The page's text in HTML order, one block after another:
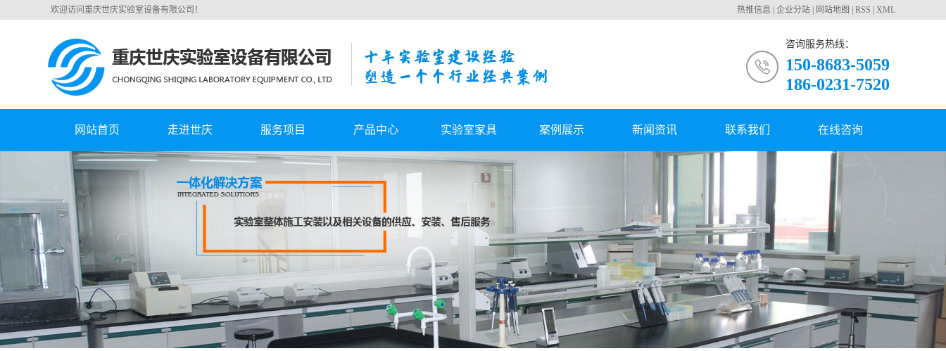
欢迎访问重庆世庆实验室设备有限公司！ 热推信息 企业分站 网站地图 RSS XML
咨询服务热线：
150-8683-5059
186-0231-7520
网站首页 走进世庆
公司简介
营业执照
服务项目
西安实验室集中供气
西安实验室通风系统
西安实验室规划设计
西安实验室家具
西安特气二次配
产品中心
西安实验室工作台
西安自动切换汇流排
西安实验室通风柜
西安实验室报警系统
西安实验室其他配件
西安实验室家具
实验室家具 案例展示 新闻资讯
常见问题
联系我们 在线咨询